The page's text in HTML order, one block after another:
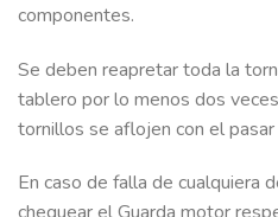
componentes.
Se deben reapretar toda la
tablero por lo menos dos
tornillos se aflojen con el
En caso de falla de cualquiera